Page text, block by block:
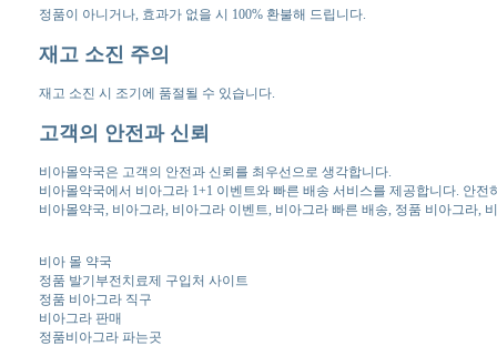
정품이 아니거나, 효과가 없을 시 100% 환불해 드립니다.
재고 소진 주의
재고 소진 시 조기에 품절될 수 있습니다.
고객의 안전과 신뢰
비아몰약국은 고객의 안전과 신뢰를 최우선으로 생각합니다.
비아몰약국에서 비아그라 1+1 이벤트와 빠른 배송 서비스를 제공합니다. 안
비아몰약국, 비아그라, 비아그라 이벤트, 비아그라 빠른 배송, 정품 비아그라,
비아 몰 약국
정품 발기부전치료제 구입처 사이트
정품 비아그라 직구
비아그라 판매
정품비아그라 파는곳